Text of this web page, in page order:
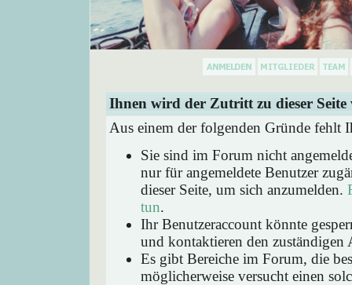
Ihnen wird der Zutritt zu dieser Seite
Aus einem der folgenden Gründe fehlt
Sie sind im Forum nicht
nur für angemeldete Benutzer
dieser Seite, um sich anzumelden.
tun.
Ihr Benutzeraccount könnte
und kontaktieren den zuständigen
Es gibt Bereiche im Forum, die
möglicherweise versucht einen